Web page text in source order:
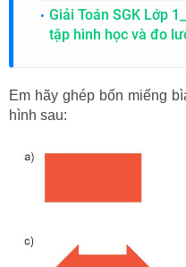
Giải Toán SGK Lớp
tập hình học và đo
Em hãy ghép bốn miếng
hình sau: